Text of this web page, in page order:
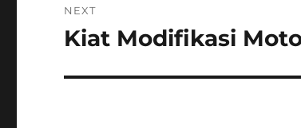
NEXT
Next
Kiat Modifikasi